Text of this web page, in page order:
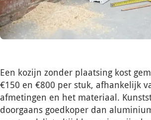
Een kozijn zonder plaatsing kost
€150 en €800 per stuk, afhankelijk
afmetingen en het materiaal.
doorgaans goedkoper dan